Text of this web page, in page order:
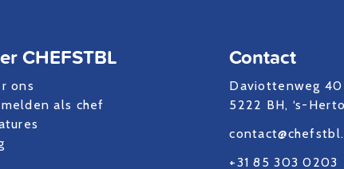
CHEFSTBL
ons
als chef
Contact
Daviottenweg 40
5222 BH, ‘s-
+31 85 303 0203